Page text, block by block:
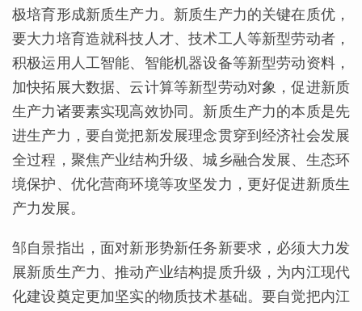
极培育形成新质生产力。新质生产力的关键在质优，
要大力培育造就科技人才、技术工人等新型劳动者，
积极运用人工智能、智能机器设备等新型劳动资料，
加快拓展大数据、云计算等新型劳动对象，促进新质
生产力诸要素实现高效协同。新质生产力的本质是先
进生产力，要自觉把新发展理念贯穿到经济社会发展
全过程，聚焦产业结构升级、城乡融合发展、生态环
境保护、优化营商环境等攻坚发力，更好促进新质生
产力发展。
邹自景指出，面对新形势新任务新要求，必须大力发
展新质生产力、推动产业结构提质升级，为内江现代
化建设奠定更加坚实的物质技术基础。要自觉把内江